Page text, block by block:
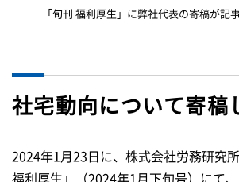
「旬刊 福利厚生」に弊社代表の寄稿が記
社宅動向について寄稿
2024年1月23日に、株式会社労務研究
福利厚生」（2024年1月下旬号）にて